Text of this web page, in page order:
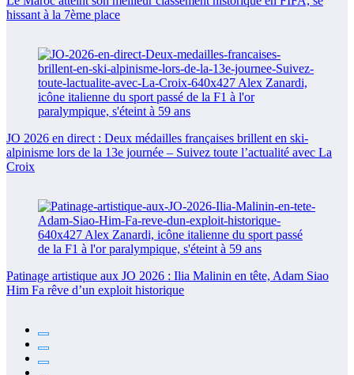
hissant à la 7ème place
JO 2026 en direct : Deux médailles françaises brillent en ski-
alpinisme lors de la 13e journée – Suivez toute l’actualité avec La
Croix
Patinage artistique aux JO 2026 : Ilia Malinin en tête, Adam Siao
Him Fa rêve d’un exploit historique